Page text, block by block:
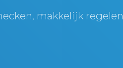
makkelijk regelen